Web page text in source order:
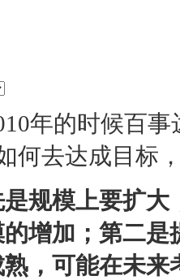
的时候百事
何去达成目标
规模上要扩大
增加；第二
，可能在未